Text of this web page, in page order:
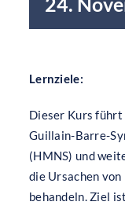
Lernziele:
Dieser Kurs führt
Guillain-Barre-
(HMNS) und
die Ursachen
behandeln. Ziel